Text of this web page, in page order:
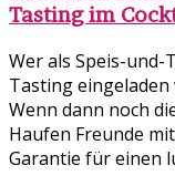
Tasting im
Wer als Speis-
Tasting eingeladen
Wenn dann noch
Haufen Freunde
Garantie für einen